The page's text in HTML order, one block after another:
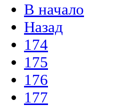
В начало
Назад
174
175
176
177